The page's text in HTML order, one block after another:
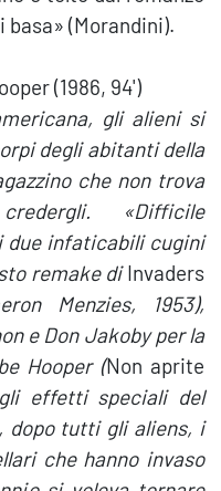
basa» (Morandini).
(1986, 94')
gli alieni si
degli abitanti della
che non trova
«Difficile
due infaticabili cugini
remake diInvaders
Menzies, 1953),
e Don Jakoby per la
Hooper (Non aprite
effetti speciali del
dopo tutti gli aliens, i
che hanno invaso